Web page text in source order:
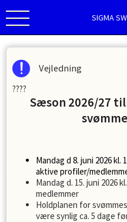
SIGMA
Vejledning
????
Sæson 2026/27
Mandag d 8. juni 2026 kl.
aktive profiler/med
Mandag d. 15. juni 2026
medlemmer
Holdplanen for
være synlig ca. 5 dage